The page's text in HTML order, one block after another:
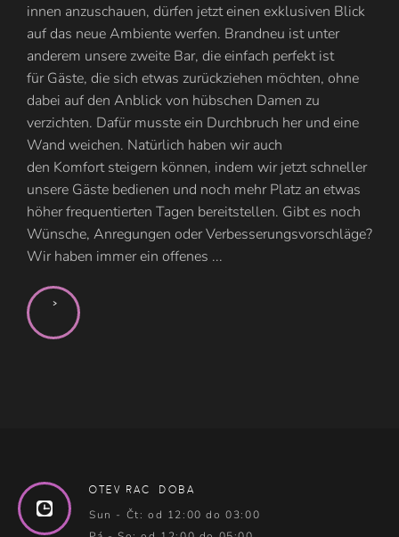
innen anzuschauen, dürfen jetzt einen exklusiven Blick
auf das neue Ambiente werfen. Brandneu ist unter
anderem unsere zweite Bar, die einfach perfekt ist
für Gäste, die sich etwas zurückziehen möchten, ohne
dabei auf den Anblick von hübschen Damen zu
verzichten. Dafür musste ein Durchbruch her und eine
Wand weichen. Natürlich haben wir auch
den Komfort steigern können, indem wir jetzt schneller
unsere Gäste bedienen und noch mehr Platz an etwas
höher frequentierten Tagen bereitstellen. Gibt es noch
Wünsche, Anregungen oder Verbesserungsvorschläge?
Wir haben immer ein offenes ...
>
Otevírací doba
Sun - Čt: od 12:00 do 03:00